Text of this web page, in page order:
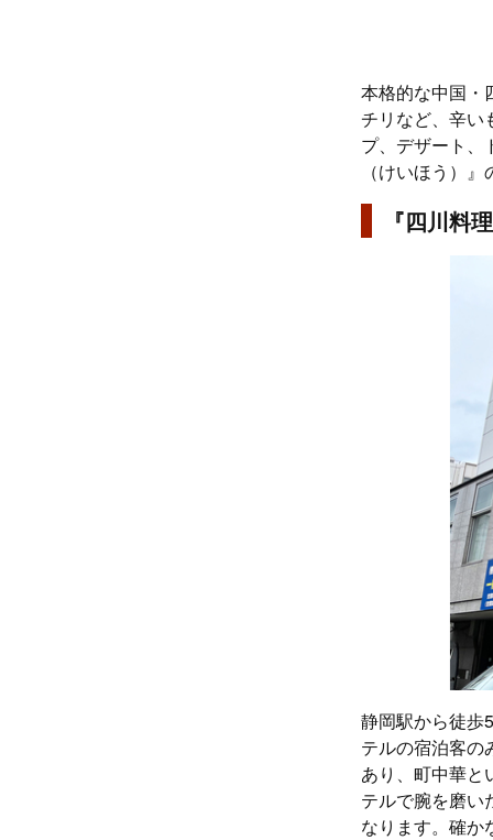
本格的な中国・
チリなど、辛い
プ、デザート、
（けいほう）
『四川料
静岡駅から徒歩
テルの宿泊客の
あり、町中華と
テルで腕を磨い
なります。確か